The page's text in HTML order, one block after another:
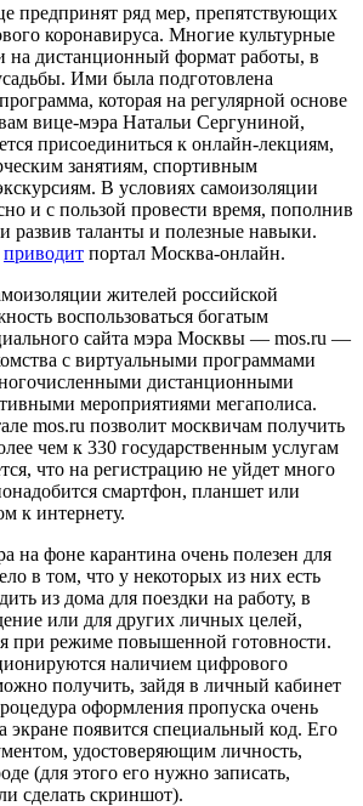
предпринят ряд мер, препятствующих
коронавируса. Многие культурные
на дистанционный формат работы, в
Ими была подготовлена
которая на регулярной основе
вице-мэра Натальи Сергуниной,
присоединиться к онлайн-лекциям,
занятиям, спортивным
В условиях самоизоляции
и с пользой провести время, пополнив
развив таланты и полезные навыки.
приводит портал Москва-онлайн.
жителей российской
воспользоваться богатым
сайта мэра Москвы — mos.ru —
с виртуальными программами
дистанционными
мероприятиями мегаполиса.
mos.ru позволит москвичам получить
чем к 330 государственным услугам
что на регистрацию не уйдет много
смартфон, планшет или
к интернету.
на фоне карантина очень полезен для
в том, что у некоторых из них есть
из дома для поездки на работу, в
или для других личных целей,
при режиме повышенной готовности.
наличием цифрового
получить, зайдя в личный кабинет
оформления пропуска очень
экране появится специальный код. Его
удостоверяющим личность,
(для этого его нужно записать,
сделать скриншот).